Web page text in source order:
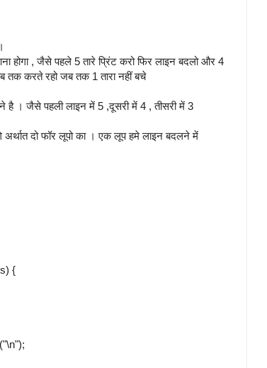
होगा , जैसे पहले 5 तारे प्रिंट करो फिर लाइन बदलो और 4
तक करते रहो जब तक 1 तारा नहीं बचे
है । जैसे पहली लाइन में 5 ,दूसरी में 4 , तीसरी में 3
अर्थात दो फॉर लूपो का । एक लूप हमे लाइन बदलने में
{